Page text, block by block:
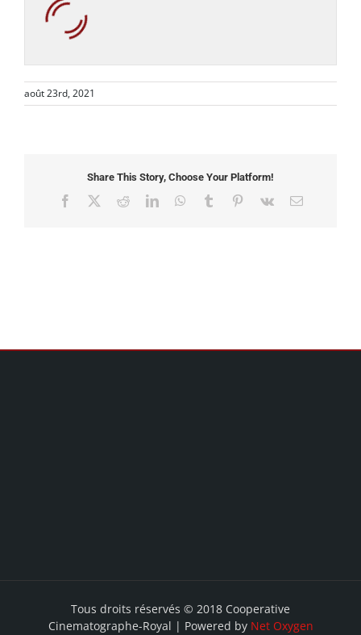
août 23rd, 2021
Share This Story, Choose Your Platform!
Facebook RedditLinkedInWhatsApp
Tumblr Pinterest
Vk Email
Tous droits réservés © 2018 Cooperative
Cinematographe-Royal | Powered by Net Oxygen